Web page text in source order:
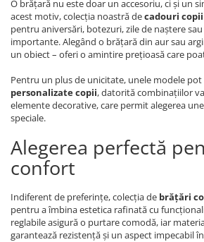
O brățară nu este doar un accesoriu, ci și un
acest motiv, colecția noastră decadouri
pentru aniversări, botezuri, zile de naștere
importante. Alegând o brățară din aur sau
un obiect – oferi o amintire prețioasă care
Pentru un plus de unicitate, unele modele
personalizate copii, datorită combinațiilor
elemente decorative, care permit alegerea
speciale.
Alegerea perfectă
confort
Indiferent de preferințe, colecția de brățări
pentru a îmbina estetica rafinată cu
reglabile asigură o purtare comodă, iar
garantează rezistență și un aspect impecabil